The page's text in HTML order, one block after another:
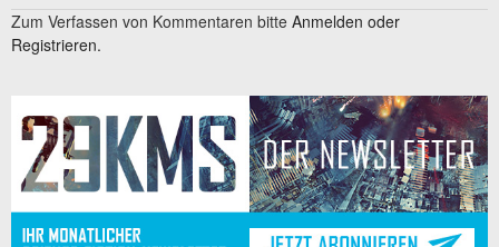
Zum Verfassen von Kommentaren bitte Anmelden oder
Registrieren.